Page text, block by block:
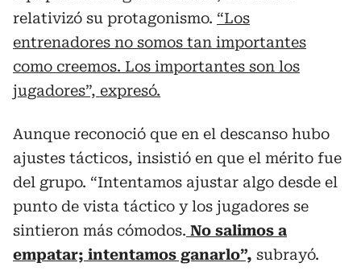
relativizó su protagonismo. “Los
entrenadores no somos tan importantes
como creemos. Los importantes son los
jugadores”, expresó.
Aunque reconoció que en el descanso hubo
ajustes tácticos, insistió en que el mérito fue
del grupo. “Intentamos ajustar algo desde el
punto de vista táctico y los jugadores se
sintieron más cómodos. No salimos a
empatar; intentamos ganarlo”, subrayó.